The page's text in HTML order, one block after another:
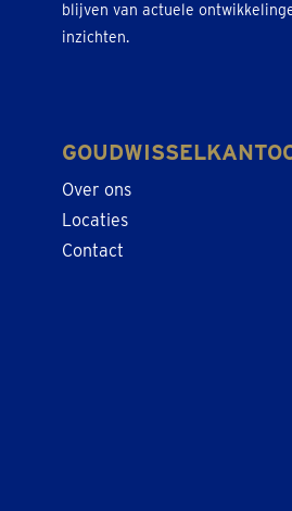
blijven van actuele
inzichten.
Over ons
Locaties
Contact